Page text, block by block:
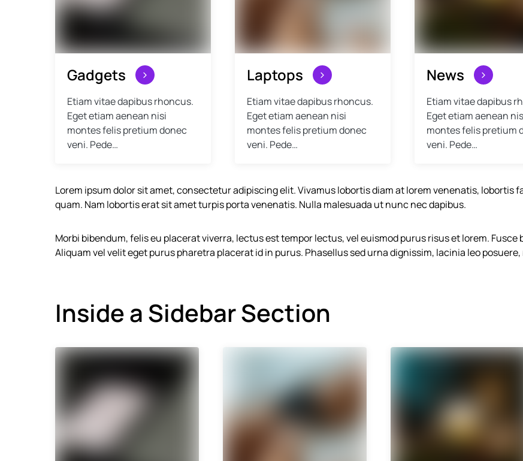
Gadgets
Etiam vitae dapibus rhoncus.
Eget etiam aenean nisi
montes felis pretium donec
veni. Pede…
Laptops
Etiam vitae dapibus rhoncus.
Eget etiam aenean nisi
montes felis pretium donec
veni. Pede…
News
Etiam vitae dapibus
Eget etiam aenean
montes felis pretium
veni. Pede…
Lorem ipsum dolor sit amet, consectetur adipiscing elit. Vivamus lobortis diam at lorem venenatis,
quam. Nam lobortis erat sit amet turpis porta venenatis. Nulla malesuada ut nunc nec dapibus.
Morbi bibendum, felis eu placerat viverra, lectus est tempor lectus, vel euismod purus risus et lorem.
Aliquam vel velit eget purus pharetra placerat id in purus. Phasellus sed urna dignissim, lacinia leo
Inside a Sidebar Section